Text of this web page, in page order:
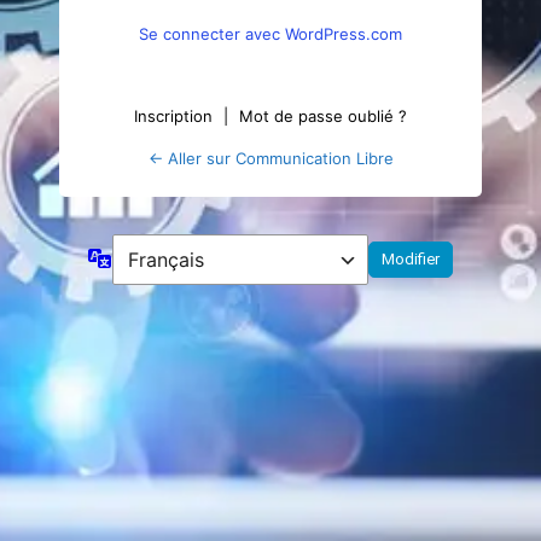
Se connecter avec WordPress.com
Inscription Mot de passe oublié ?
← Aller sur Communication Libre
Langue